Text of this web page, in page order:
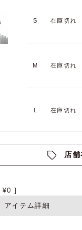
S 在庫切れ
M 在庫切れ
L 在庫切れ
店
¥0
アイテム詳細